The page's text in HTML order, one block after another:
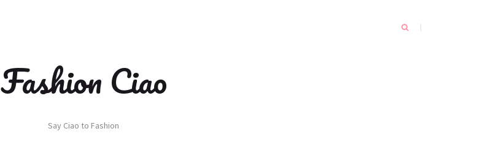
Fashion Ciao
Say Ciao to Fashion